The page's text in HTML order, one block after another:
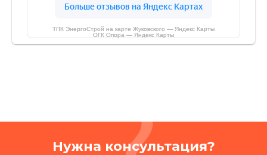
ТПК ЭнергоСтрой на карте Жуковского — Яндекс Карты
ОГК Опора — Яндекс Карты
Нужна консультация?